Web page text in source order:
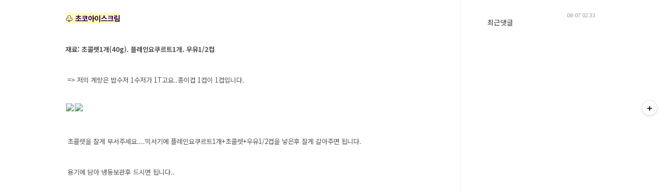
♧ 초코아이스크림
재료: 초콜렛1개(40g). 플레인요쿠르트1개. 우유1/2컵
=> 저의 계량은 밥수저 1수저가 1T고요..종이컵 1컵이 1컵입니다.
초콜렛을 잘게 부서주세요....믹서기에 플레인요쿠르트1개+초콜렛+우유1/2컵을 넣은후 잘게 갈아주면 됩니다.
용기에 담아 냉동보관후 드시면 됩니다..
08-07 02:33
최근댓글